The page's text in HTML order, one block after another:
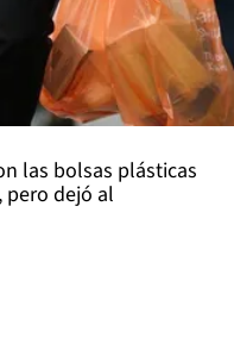
las bolsas plásticas
pero dejó al